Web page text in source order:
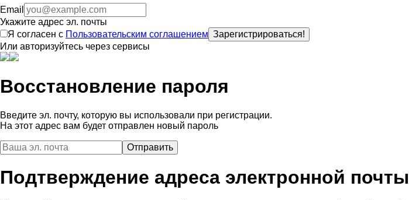
Email
Укажите адрес эл. почты
Я согласен с Пользовательским соглашением Зарегистрироваться!
Или авторизуйтесь через сервисы
Восстановление пароля
Введите эл. почту, которую вы использовали при регистрации.
На этот адрес вам будет отправлен новый пароль
Подтверждение адреса электронной почты